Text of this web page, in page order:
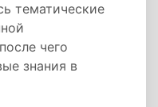
тематические
чего
знания в